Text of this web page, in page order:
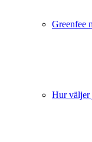
Greenfee
Hur väljer